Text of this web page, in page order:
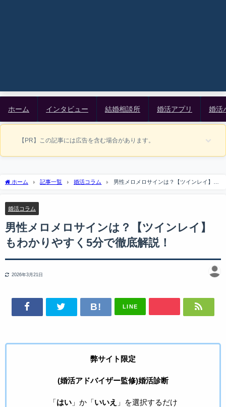
ホーム インタビュー 結婚相談所 婚活アプリ 婚活
【PR】この記事には広告を含む場合があります。
ホーム 記事一覧 婚活コラム
男性メロメロサインは？【ツインレイ】も
婚活コラム
男性メロメロサインは？【ツインレイ】
もわかりやすく5分で徹底解説！
2026年3月21日
LINE
弊サイト限定
(婚活アドバイザー監修)婚活診断
「はい」か「いいえ 」を選択するだけ